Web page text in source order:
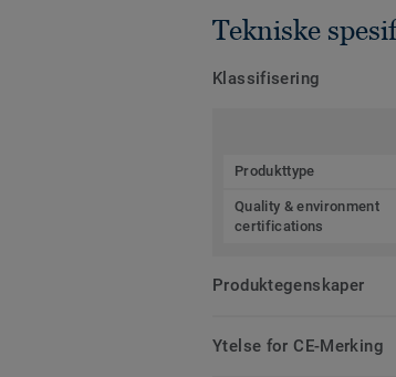
Tekniske
Klassifisering
Produkttype
Quality & environment
certifications
Produktegenskaper
Ytelse for CE-Merking